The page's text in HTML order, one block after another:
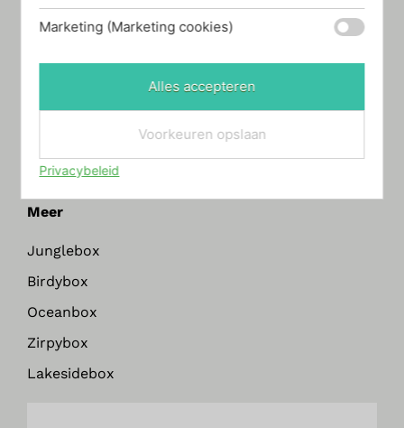
Informatie
Klachtenregeling
Verzenden en bezorging
Levering en service
Meer
Junglebox
Birdybox
Oceanbox
Zirpybox
Lakesidebox
Marketing (Marketing cookies)
Alles accepteren
Voorkeuren opslaan
Privacybeleid